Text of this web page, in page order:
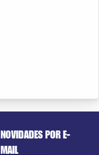
NOVIDADES POR E-
MAIL